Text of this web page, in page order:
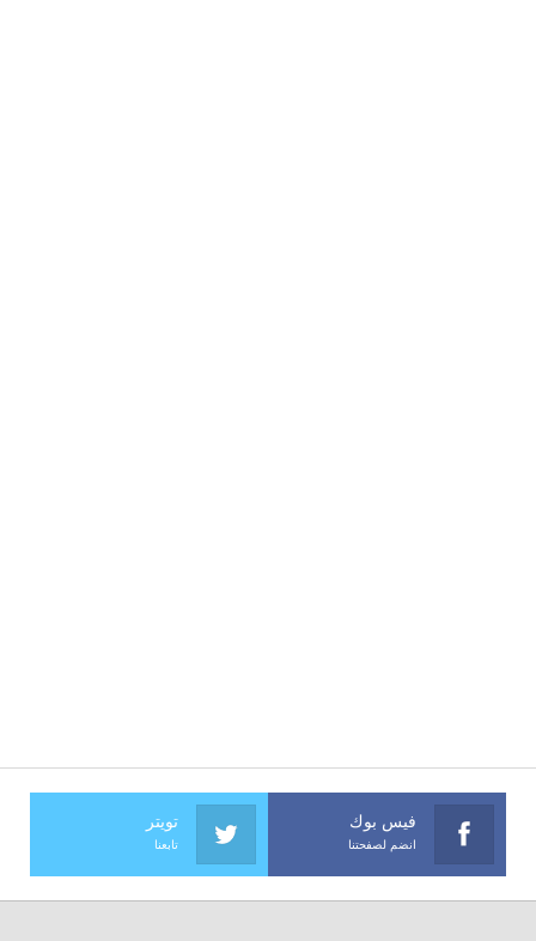
فيس بوك
انضم لصفحتنا
تويتر
تابعنا